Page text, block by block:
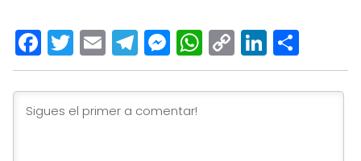
Facebook
Twitter
EmailTelegram
Messenger
WhatsApp
Copy
Link